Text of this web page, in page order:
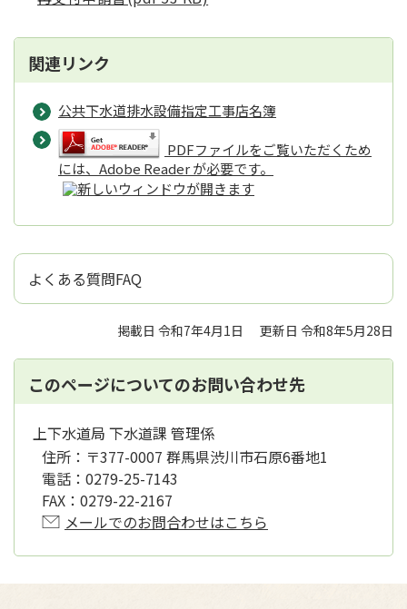
関連リンク
公共下水道排水設備指定工事店名簿
PDFファイルをご覧いただくため
には、Adobe Reader が必要です。
よくある質問FAQ
掲載日 令和7年4月1日 更新日 令和8年5月28日
このページについてのお問い合わせ先
上下水道局 下水道課 管理係
住所： 〒377-0007 群馬県渋川市石原6番地1
電話： 0279-25-7143
FAX： 0279-22-2167
メールでのお問合わせはこちら